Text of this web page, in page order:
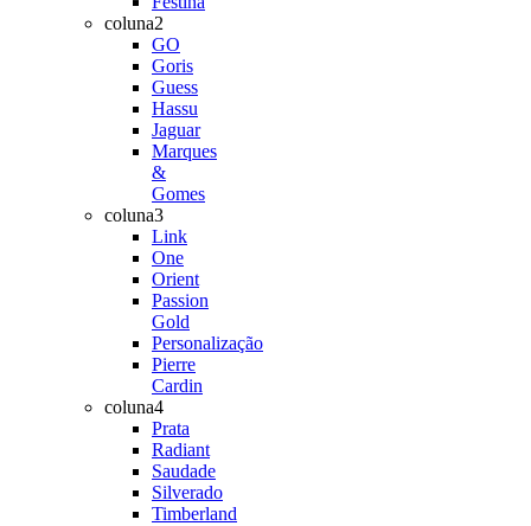
coluna2
GO
Goris
Guess
Hassu
Jaguar
Marques
&
Gomes
coluna3
Link
One
Orient
Passion
Gold
Personalização
Pierre
Cardin
coluna4
Prata
Radiant
Saudade
Silverado
Timberland